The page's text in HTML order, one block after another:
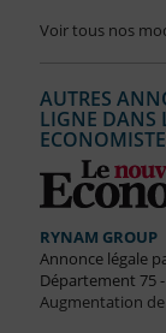
Voir tous nos
AUTRES
LIGNE DANS
ECONOMISTE
RYNAM GROUP
Annonce légale
Département 75
Augmentation